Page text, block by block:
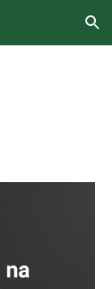
Skip to navigation